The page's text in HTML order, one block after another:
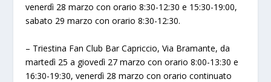
venerdì 28 marzo con orario 8:30-12:30 e 15:30-19:00,
sabato 29 marzo con orario 8:30-12:30.
– Triestina Fan Club Bar Capriccio, Via Bramante, da
martedì 25 a giovedì 27 marzo con orario 8:00-13:30 e
16:30-19:30, venerdì 28 marzo con orario continuato